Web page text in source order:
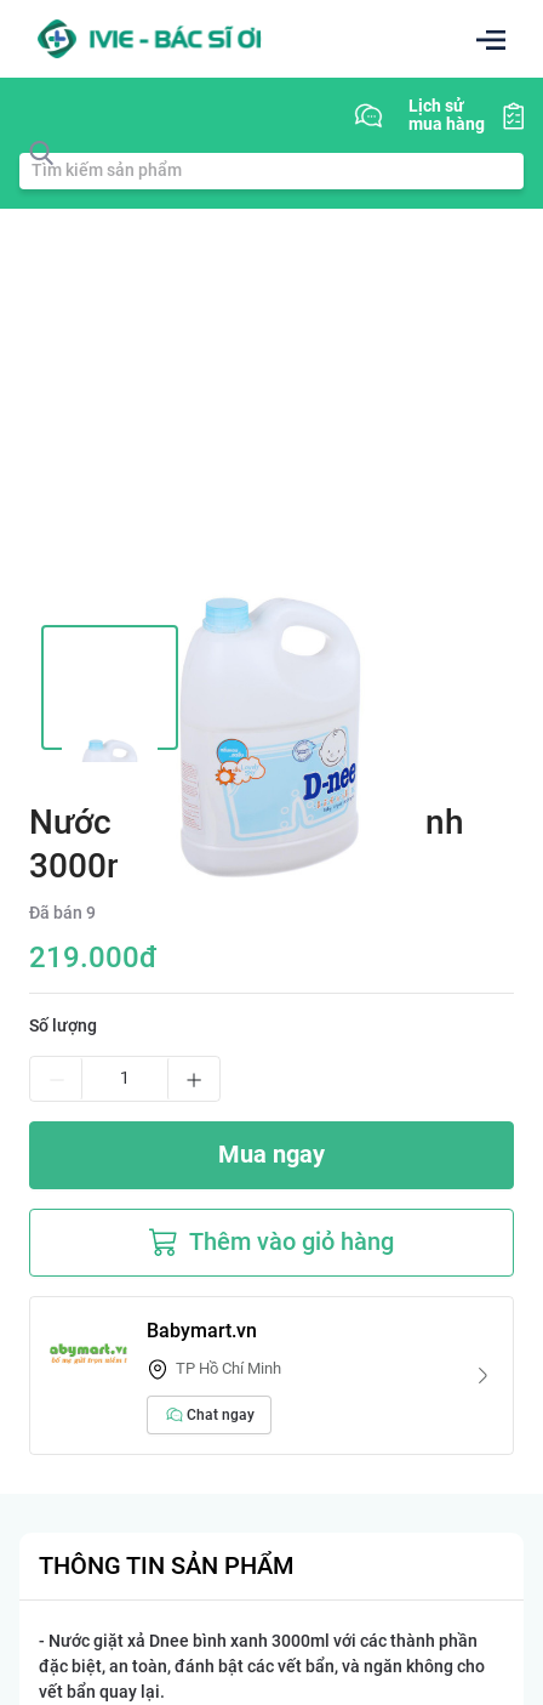
Lịch sử
mua hàng
Nước giặt xả Dnee bình xanh
3000ml
Đã bán 9
219.000đ
Số lượng
Mua ngay
Thêm vào giỏ hàng
Babymart.vn
TP Hồ Chí Minh
Chat ngay
THÔNG TIN SẢN PHẨM
- Nước giặt xả Dnee bình xanh 3000ml với các thành phần
đặc biệt, an toàn, đánh bật các vết bẩn, và ngăn không cho
vết bẩn quay lại.